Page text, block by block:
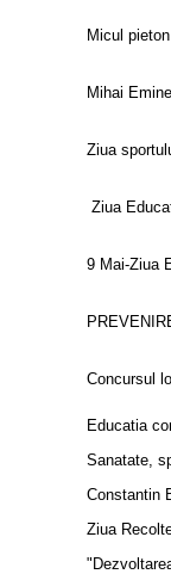
Micul pieton
Mihai
Ziua
Ziua
9 Mai-Ziua
Concursul
Educatia
Sanatate,
Constantin
Ziua